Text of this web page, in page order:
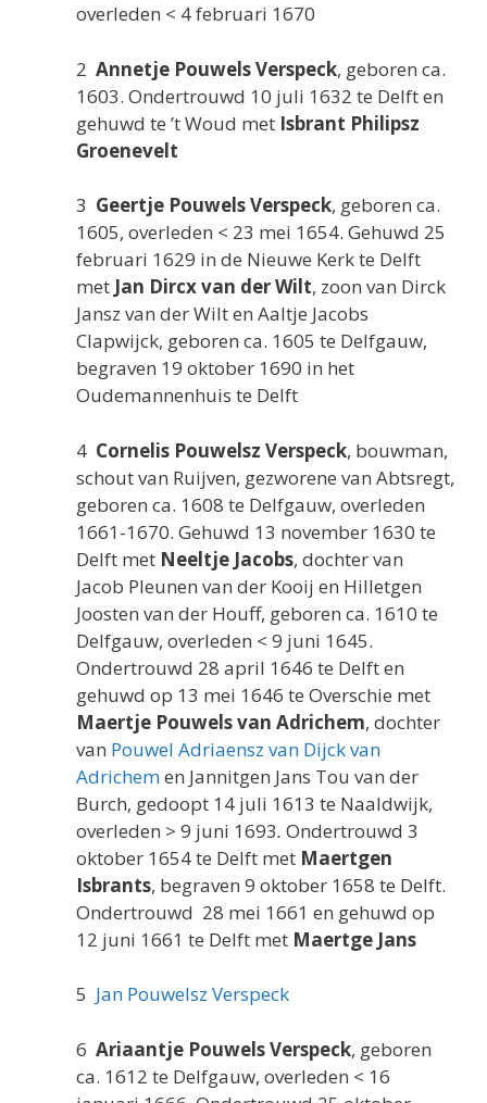
overleden < 4 februari 1670
2 Annetje Pouwels Verspeck, geboren ca.
1603. Ondertrouwd 10 juli 1632 te Delft en
gehuwd te ’t Woud met Isbrant Philipsz
Groenevelt
3 Geertje Pouwels Verspeck, geboren ca.
1605, overleden < 23 mei 1654. Gehuwd 25
februari 1629 in de Nieuwe Kerk te Delft
met Jan Dircx van der Wilt, zoon van Dirck
Jansz van der Wilt en Aaltje Jacobs
Clapwijck, geboren ca. 1605 te Delfgauw,
begraven 19 oktober 1690 in het
Oudemannenhuis te Delft
4 Cornelis Pouwelsz Verspeck, bouwman,
schout van Ruijven, gezworene van Abtsregt,
geboren ca. 1608 te Delfgauw, overleden
1661-1670. Gehuwd 13 november 1630 te
Delft met Neeltje Jacobs, dochter van
Jacob Pleunen van der Kooij en Hilletgen
Joosten van der Houff, geboren ca. 1610 te
Delfgauw, overleden < 9 juni 1645.
Ondertrouwd 28 april 1646 te Delft en
gehuwd op 13 mei 1646 te Overschie met
Maertje Pouwels van Adrichem, dochter
van Pouwel Adriaensz van Dijck van
Adrichemen Jannitgen Jans Tou van der
Burch, gedoopt 14 juli 1613 te Naaldwijk,
overleden > 9 juni 1693. Ondertrouwd 3
oktober 1654 te Delft met Maertgen
Isbrants, begraven 9 oktober 1658 te Delft.
Ondertrouwd 28 mei 1661 en gehuwd op
12 juni 1661 te Delft met Maertge Jans
5 Jan Pouwelsz Verspeck
6 Ariaantje Pouwels Verspeck, geboren
ca. 1612 te Delfgauw, overleden < 16